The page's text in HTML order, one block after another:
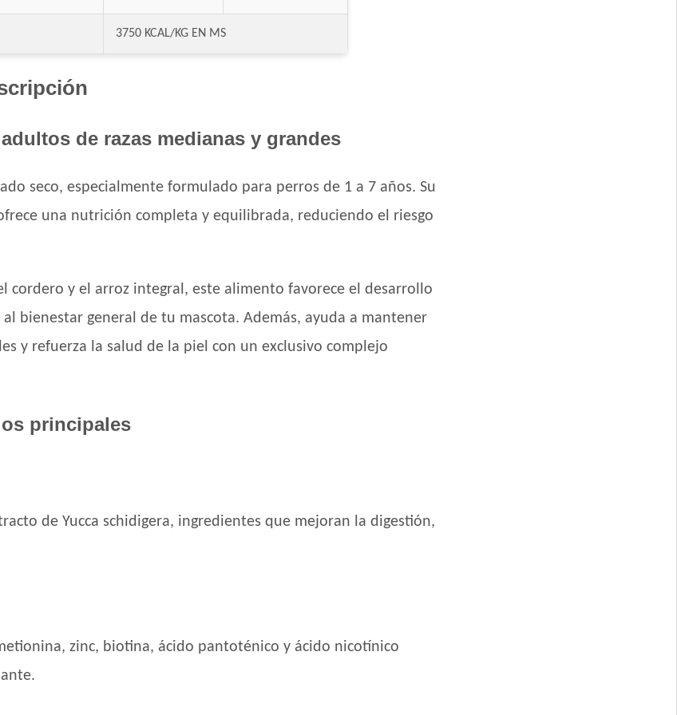
Eukanuba Adult Large Breed
Eukanuba Adult Medium Breed
Evolution Super Premium Perro de Razas Medianas y Grandes
Exact Premium Perro Adulto
Excellent Mantenimiento Perro Adulto
Excellent Perro Adulto con Sobrepeso
Fawna Perro Adulto Mordida Mediana y Grande
Ganacan Perro Adulto Mix Carne, Hígado y Pollo
Gaucho Perro Adulto
Gran Pastor Perro Criadores
Iron Pet Perro Adultos de Razas Medianas y Grandes
3750 KCAL/KG EN MS
de razas medianas y grandes
seco, especialmente formulado para perros de 1 a 7 años. Su
una nutrición completa y equilibrada, reduciendo el riesgo
y el arroz integral, este alimento favorece el desarrollo
bienestar general de tu mascota. Además, ayuda a mantener
y refuerza la salud de la piel con un exclusivo complejo
principales
de Yucca schidigera, ingredientes que mejoran la digestión,
zinc, biotina, ácido pantoténico y ácido nicotínico